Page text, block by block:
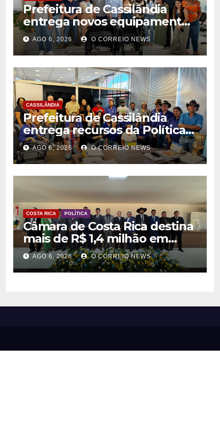
Prefeitura de Cassilândia
entrega novos equipamentos
para fortalecer atendimento
na rede municipal de saúde
AGO 6, 2026 O CORREIO NEWS
CASSILÂNDIA
Prefeitura de Cassilândia
entrega recursos da Política
Nacional Aldir Blanc a
agentes culturais
AGO 6, 2026 O CORREIO NEWS
COSTA RICA POLÍTICA
Câmara de Costa Rica destina
mais de R$ 1,4 milhão em
emendas para investimentos
em diversas áreas
AGO 6, 2026 O CORREIO NEWS